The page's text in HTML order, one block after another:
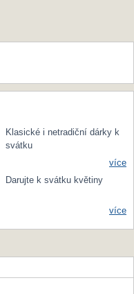
Klasické i netradiční dárky k
svátku
více
Darujte k svátku květiny
více